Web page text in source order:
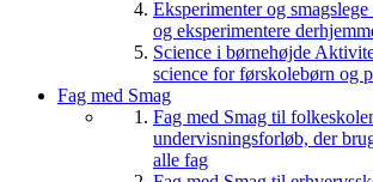
Eksperimenter og smagslege
og eksperimentere
Science i børnehøjde
science for førskolebørn og
Fag med Smag
Fag med Smag til
undervisningsforløb, der
alle fag